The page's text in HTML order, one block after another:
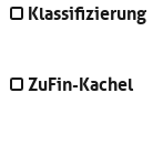
Klassifizierung
ZuFin-Kachel